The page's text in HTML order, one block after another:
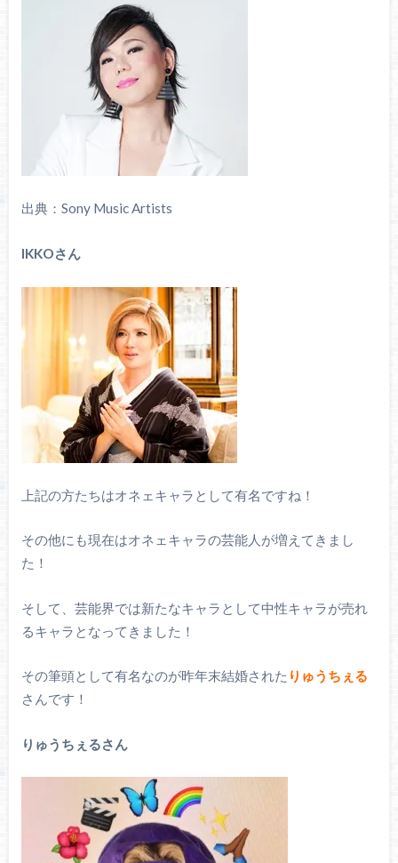
出典：Sony Music Artists
IKKOさん
上記の方たちはオネェキャラとして有名ですね！
その他にも現在はオネェキャラの芸能人が増えてきまし
た！
そして、芸能界では新たなキャラとして中性キャラが売れ
るキャラとなってきました！
その筆頭として有名なのが昨年末結婚された りゅうちぇる
さんです！
りゅうちぇるさん